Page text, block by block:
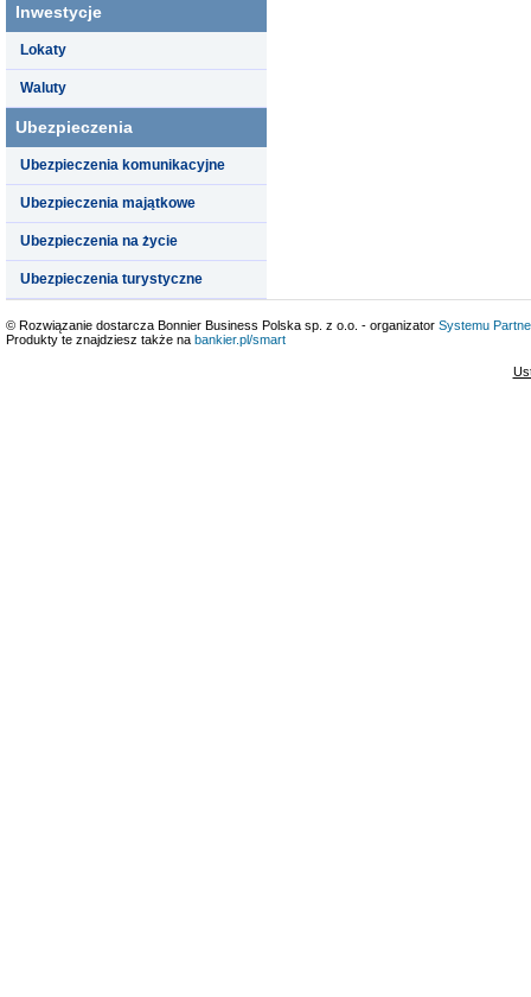
Inwestycje
Lokaty
Waluty
Ubezpieczenia
Ubezpieczenia komunikacyjne
Ubezpieczenia majątkowe
Ubezpieczenia na życie
Ubezpieczenia turystyczne
© Rozwiązanie dostarcza Bonnier Business Polska sp. z o.o. - organizator Systemu
Produkty te znajdziesz także na bankier.pl/smart